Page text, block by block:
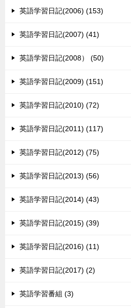
英語学習日記(2006) (153)
英語学習日記(2007) (41)
英語学習日記(2008） (50)
英語学習日記(2009) (151)
英語学習日記(2010) (72)
英語学習日記(2011) (117)
英語学習日記(2012) (75)
英語学習日記(2013) (56)
英語学習日記(2014) (43)
英語学習日記(2015) (39)
英語学習日記(2016) (11)
英語学習日記(2017) (2)
英語学習番組 (3)